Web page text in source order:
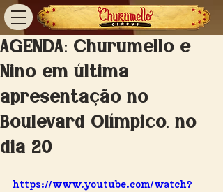
AGENDA: Churumello e
Nino em última
apresentação no
Boulevard Olímpico, no
dia 20
https://www.youtube.com/watch?